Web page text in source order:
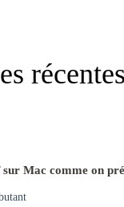
récentes
Mac comme on